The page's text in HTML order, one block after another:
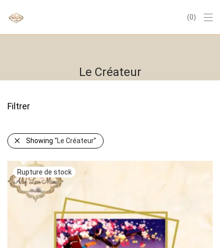
0
Le Créateur
Filtrer
Showing “Le Créateur”